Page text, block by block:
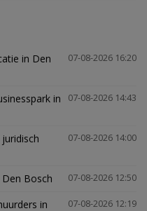
07-08-2026 16:20
in Den
07-08-2026 14:43
in
07-08-2026 14:00
07-08-2026 12:50
Bosch
07-08-2026 12:19
in